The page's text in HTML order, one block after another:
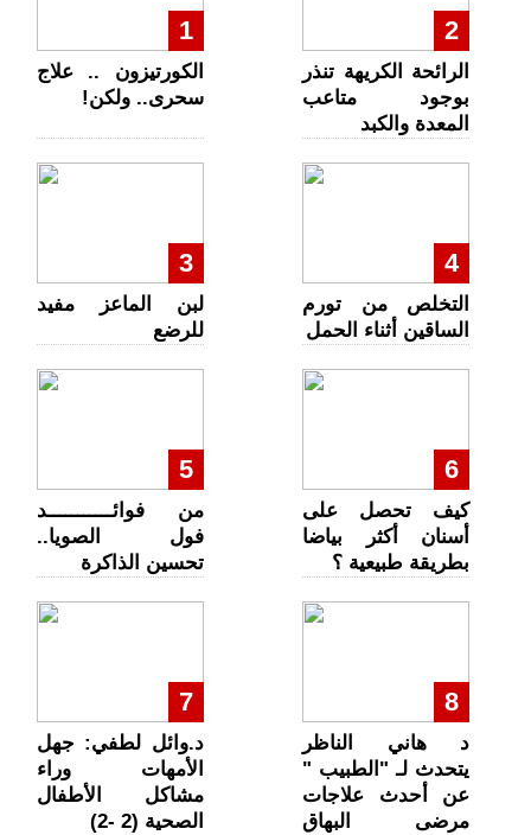
1
الكورتيزون .. علاج
سحرى.. ولكن!
2
الرائحة الكريهة تنذر
بوجود متاعب
المعدة والكبد
3
لبن الماعز مفيد
للرضع
4
التخلص من تورم
الساقين أثناء الحمل
5
من فوائـــــــــــد
فول الصويا..
تحسين الذاكرة
6
كيف تحصل على
أسنان أكثر بياضا
بطريقة طبيعية ؟
7
د.وائل لطفي: جهل
الأمهات وراء
مشاكل الأطفال
الصحية (2 -2)
8
د هاني الناظر
يتحدث لـ "الطبيب "
عن أحدث علاجات
مرضى البهاق